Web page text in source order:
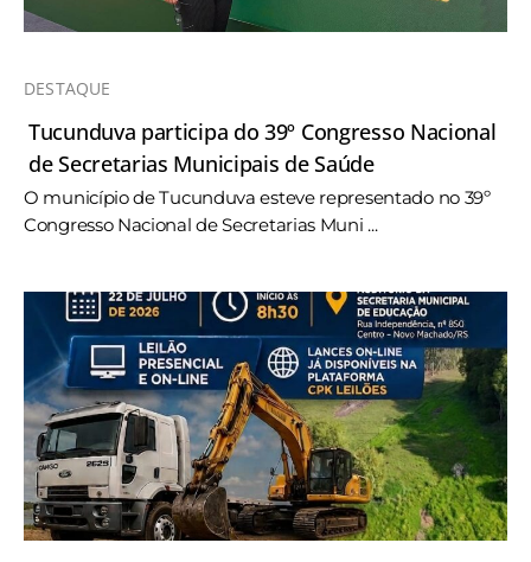
DESTAQUE
Tucunduva participa do 39º Congresso Nacional
de Secretarias Municipais de Saúde
O município de Tucunduva esteve representado no 39º
Congresso Nacional de Secretarias Muni ...